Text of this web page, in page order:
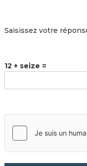
Saisissez votre
12 + seize =